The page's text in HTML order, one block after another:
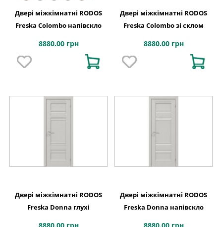
Двері міжкімнатні RODOS
Freska Colombo напівскло
8880.00 грн
Двері міжкімнатні RODOS
Freska Colombo зі склом
8880.00 грн
Двері міжкімнатні RODOS
Freska Donna глухі
Двері міжкімнатні RODOS
Freska Donna напівскло